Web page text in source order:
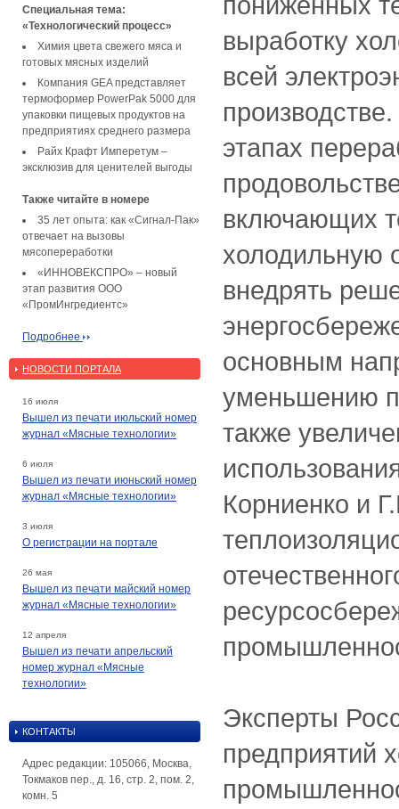
Специальная тема:
«Технологический процесс»
Химия цвета свежего мяса и
готовых мясных изделий
Компания GEA представляет
термоформер PowerPak 5000 для
упаковки пищевых продуктов на
предприятиях среднего размера
Райх Крафт Имперетум –
эксклюзив для ценителей выгоды
Также читайте в номере
35 лет опыта: как «Сигнал-Пак»
отвечает на вызовы
мясопереработки
«ИННОВЕКСПРО» – новый
этап развития ООО
«ПромИнгредиентс»
Подробнее
НОВОСТИ ПОРТАЛА
16 июля
Вышел из печати июльский номер
журнал «Мясные технологии»
6 июля
Вышел из печати июньский номер
журнал «Мясные технологии»
3 июля
О регистрации на портале
26 мая
Вышел из печати майский номер
журнал «Мясные технологии»
12 апреля
Вышел из печати апрельский
номер журнал «Мясные
технологии»
КОНТАКТЫ
Адрес редакции: 105066, Москва,
Токмаков пер., д. 16, стр. 2, пом. 2,
комн. 5
выработку
всей
этапах
включающих
холодильную
внедрять
основным
уменьшению
также
Корниенко и
Эксперты
предприятий